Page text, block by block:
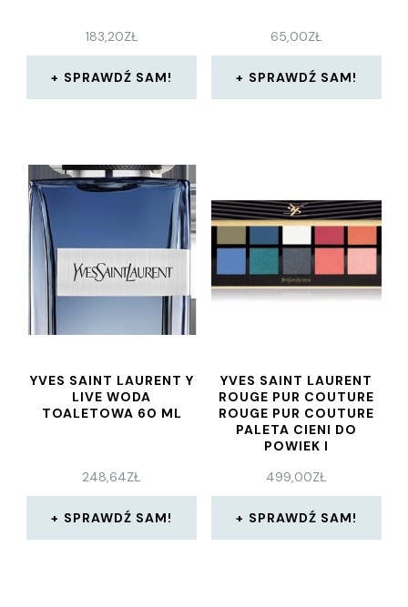
183,20ZŁ
SPRAWDŹ SAM!
65,00ZŁ
SPRAWDŹ SAM!
YVES SAINT LAURENT Y
LIVE WODA
TOALETOWA 60 ML
248,64ZŁ
SPRAWDŹ SAM!
YVES SAINT LAURENT
ROUGE PUR COUTURE
ROUGE PUR COUTURE
PALETA CIENI DO
POWIEK I
499,00ZŁ
SPRAWDŹ SAM!